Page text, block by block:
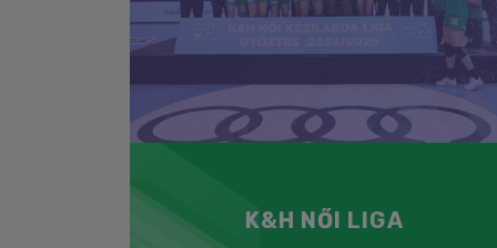
K&H NŐI LIGA